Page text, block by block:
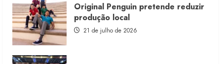
Original Penguin pretende reduzir
produção local
21 de julho de 2026